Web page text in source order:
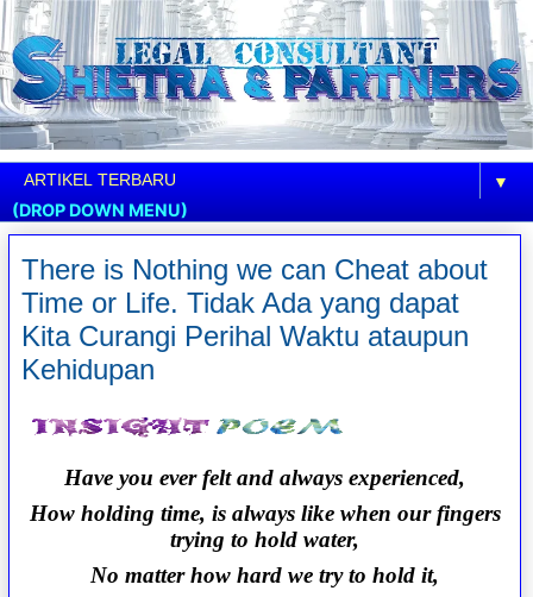
▼
(DROP DOWN MENU)
There is Nothing we can Cheat about
Time or Life. Tidak Ada yang dapat
Kita Curangi Perihal Waktu ataupun
Kehidupan
Have you ever felt and always experienced,
How holding time, is always like when our fingers
trying to hold water,
No matter how hard we try to hold it,